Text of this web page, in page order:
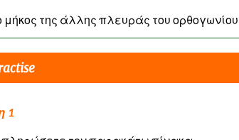
μήκος της άλλης πλευράς του ορθογωνίου
1